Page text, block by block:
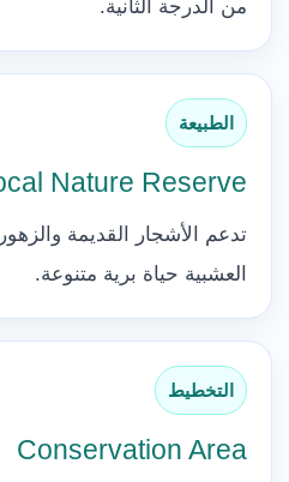
من الدرجة الثانية.
الطبيعة
Nature Reserve
تدعم الأشجار القديمة
العشبية حياة برية متنوعة.
التخطيط
Conservation Area